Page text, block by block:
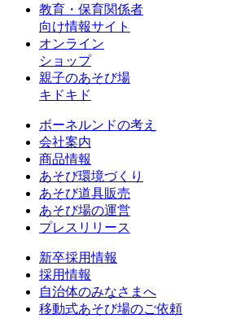
教育・保育関係者
向け情報サイト
オンライン
ショップ
親子のあそび場
キドキド
ボーネルンドの考え
会社案内
商品情報
あそび環境づくり
あそび道具販売
あそび場の運営
プレスリリース
新卒採用情報
採用情報
自治体のみなさまへ
移動式あそび場のご依頼